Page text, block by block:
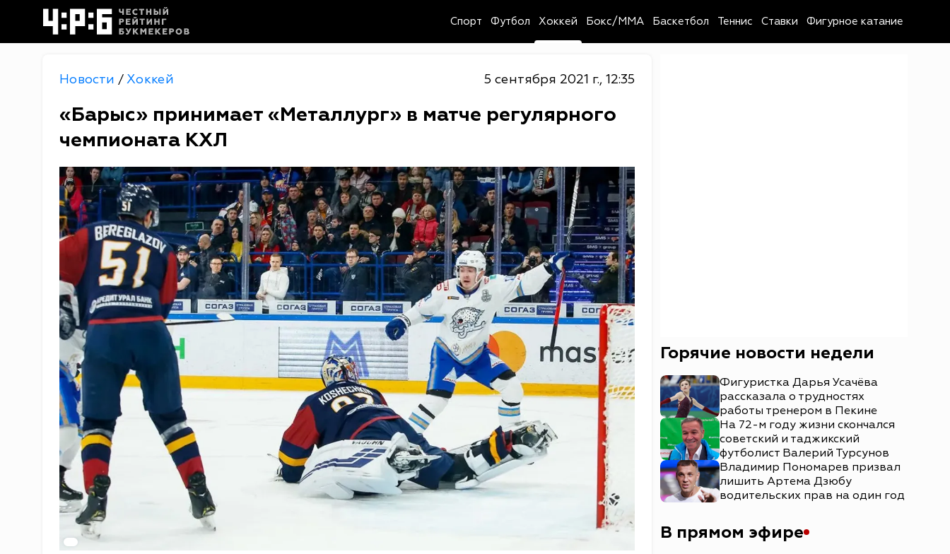
Спорт Футбол Хоккей Бокс/MMA Баскетбол Теннис Ставки Фигурное катание
Новости / Хоккей 5 сентября 2021 г., 12:35
«Барыс» принимает «Металлург» в матче регулярного
чемпионата КХЛ
Горячие новости недели
Фигуристка Дарья Усачёва
рассказала о трудностях
работы тренером в Пекине
На 72-м году жизни скончался
советский и таджикский
футболист Валерий Турсунов
Владимир Пономарев призвал
лишить Артема Дзюбу
водительских прав на один год
В прямом эфире